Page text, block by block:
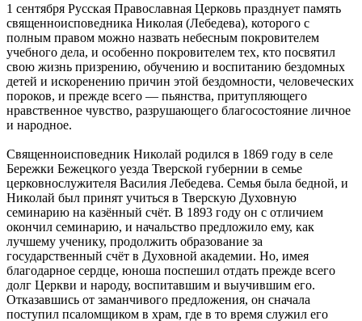
1 сентября Русская Православная Церковь празднует память
священноисповедника Николая (Лебедева), которого с
полным правом можно назвать небесным покровителем
учебного дела, и особенно покровителем тех, кто посвятил
свою жизнь призрению, обучению и воспитанию бездомных
детей и искоренению причин этой бездомности, человеческих
пороков, и прежде всего — пьянства, притупляющего
нравственное чувство, разрушающего благосостояние личное
и народное.
Священноисповедник Николай родился в 1869 году в селе
Бережки Бежецкого уезда Тверской губернии в семье
церковнослужителя Василия Лебедева. Семья была бедной, и
Николай был принят учиться в Тверскую Духовную
семинарию на казённый счёт. В 1893 году он с отличием
окончил семинарию, и начальство предложило ему, как
лучшему ученику, продолжить образование за
государственный счёт в Духовной академии. Но, имея
благодарное сердце, юноша поспешил отдать прежде всего
долг Церкви и народу, воспитавшим и выучившим его.
Отказавшись от заманчивого предложения, он сначала
поступил псаломщиком в храм, где в то время служил его